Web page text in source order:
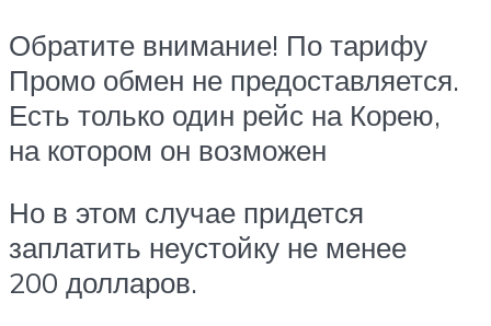
Обратите внимание! По тарифу
Промо обмен не предоставляется.
Есть только один рейс на Корею,
на котором он возможен
Но в этом случае придется
заплатить неустойку не менее
200 долларов.